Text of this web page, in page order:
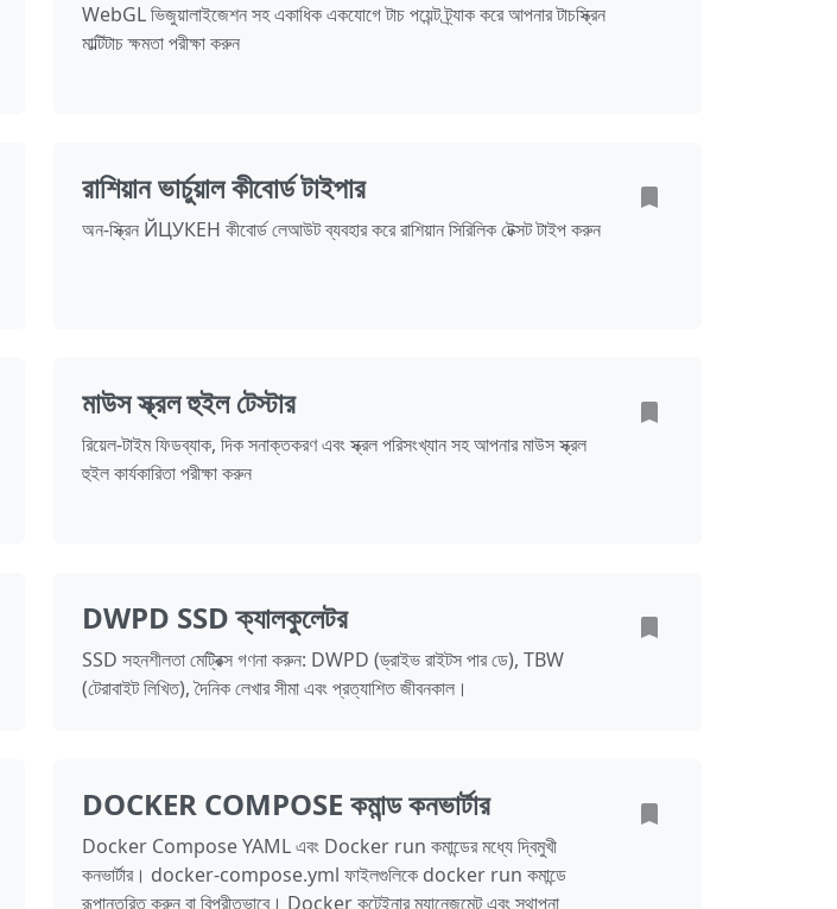
WebGL ভিজুয়ালাইজেশন সহ একাধিক একযোগে টাচ পয়েন্ট ট্র্যাক করে আপনার টাচস্ক্রিন
মাল্টিটাচ ক্ষমতা পরীক্ষা করুন
রাশিয়ান ভার্চুয়াল কীবোর্ড টাইপার
অন-স্ক্রিন ЙЦУКЕН কীবোর্ড লেআউট ব্যবহার করে রাশিয়ান সিরিলিক টেক্সট টাইপ করুন
মাউস স্ক্রল হুইল টেস্টার
রিয়েল-টাইম ফিডব্যাক, দিক সনাক্তকরণ এবং স্ক্রল পরিসংখ্যান সহ আপনার মাউস স্ক্রল
হুইল কার্যকারিতা পরীক্ষা করুন
DWPD SSD ক্যালকুলেটর
SSD সহনশীলতা মেট্রিক্স গণনা করুন: DWPD (ড্রাইভ রাইটস পার ডে), TBW
(টেরাবাইট লিখিত), দৈনিক লেখার সীমা এবং প্রত্যাশিত জীবনকাল।
DOCKER COMPOSE কমান্ড কনভার্টার
Docker Compose YAML এবং Docker run কমান্ডের মধ্যে দ্বিমুখী
কনভার্টার। docker-compose.yml ফাইলগুলিকে docker run কমান্ডে
রূপান্তরিত করুন বা বিপরীতভাবে। Docker কন্টেইনার ম্যানেজমেন্ট এবং স্থাপনা